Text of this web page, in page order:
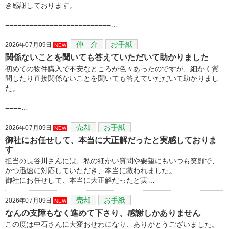
き感謝しております。
==========================…
2026年07月09日 NEW 仲 介 お手紙
関係ないことを聞いても答えていただいて助かりました
初めての物件購入で不安なところが色々あったのですが、細かく質
問したり直接関係ないことを聞いても答えていただいて助かりまし
た。
====…
2026年07月09日 NEW 売却 お手紙
御社にお任せして、本当に大正解だったと実感しておりま
す
担当の長谷川さんには、私の細かい質問や要望にもいつも笑顔で、
かつ迅速に対応していただき、本当に救われました。
御社にお任せして、本当に大正解だったと実…
2026年07月09日 NEW 売却 お手紙
なんの支障もなく進めて下さり、感謝しかありません
この度は中石さんに大変おせわになり、ありがとうございました。